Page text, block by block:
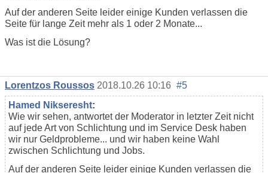
Auf der anderen Seite leider einige Kunden verlassen die
Seite für lange Zeit mehr als 1 oder 2 Monate...
Was ist die Lösung?
Lorentzos Roussos 2018.10.26 10:16 #5
Hamed Nikseresht:
Wie wir sehen, antwortet der Moderator in letzter Zeit nicht
auf jede Art von Schlichtung und im Service Desk haben
wir nur Geldprobleme... und wir haben keine Wahl
zwischen Schlichtung und Jobs.
Auf der anderen Seite leider einige Kunden verlassen die